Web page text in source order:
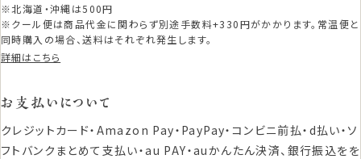
※北海道・沖縄は500円
※クール便は商品代金に関わらず別途手数料+330円がかかります。常温便と
同時購入の場合、送料はそれぞれ発生します。
詳細はこちら
お支払いについて
クレジットカード・Amazon Pay・PayPay・コンビニ前払・d払い・ソ
フトバンクまとめて支払い・au PAY・auかんたん決済、銀行振込をを